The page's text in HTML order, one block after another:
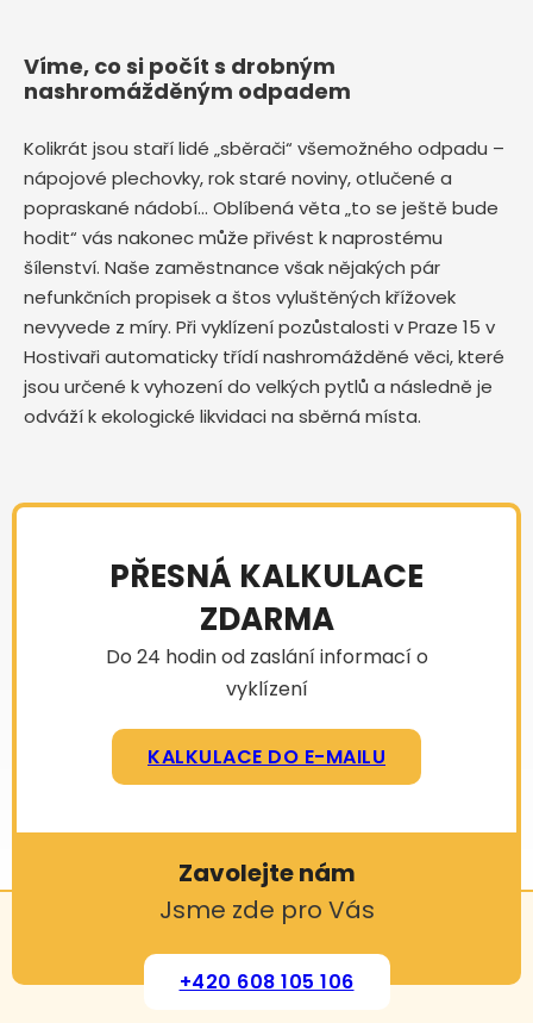
Víme, co si počít s drobným
nashromážděným odpadem
Kolikrát jsou staří lidé „sběrači“ všemožného odpadu –
nápojové plechovky, rok staré noviny, otlučené a
popraskané nádobí… Oblíbená věta „to se ještě bude
hodit“ vás nakonec může přivést k naprostému
šílenství. Naše zaměstnance však nějakých pár
nefunkčních propisek a štos vyluštěných křížovek
nevyvede z míry. Při vyklízení pozůstalosti v Praze 15 v
Hostivaři automaticky třídí nashromážděné věci, které
jsou určené k vyhození do velkých pytlů a následně je
odváží k ekologické likvidaci na sběrná místa.
PŘESNÁ KALKULACE
ZDARMA
Do 24 hodin od zaslání informací o
vyklízení
KALKULACE DO E-MAILU
Zavolejte nám
Jsme zde pro Vás
+420 608 105 106